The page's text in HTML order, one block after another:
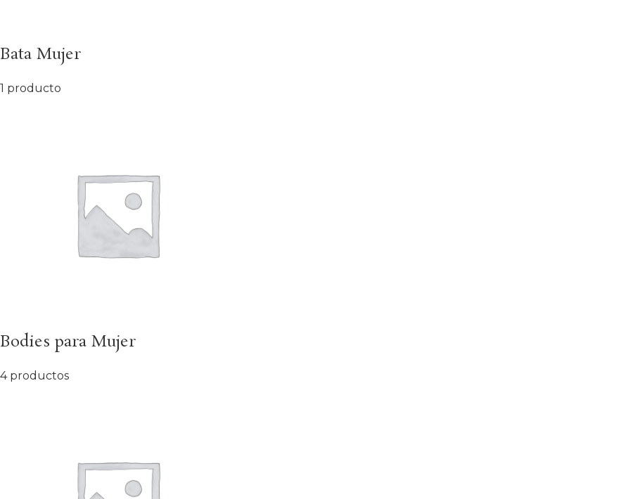
Bata Mujer
1 producto
Bodies para Mujer
4 productos